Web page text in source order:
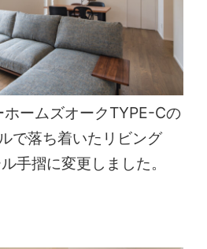
ホームズオークTYPE-Cの
で落ち着いたリビング
手摺に変更しました。